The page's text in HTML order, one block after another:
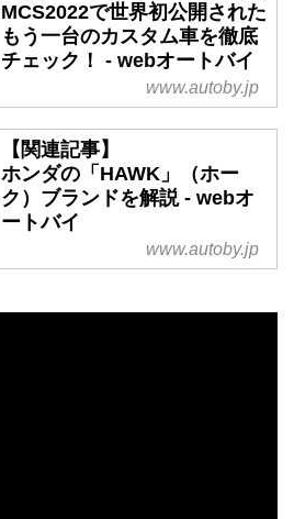
MCS2022で世界初公開された
もう一台のカスタム車を徹底
チェック！ - webオートバイ
www.autoby.jp
【関連記事】
ホンダの「HAWK」（ホー
ク）ブランドを解説 - webオ
ートバイ
www.autoby.jp